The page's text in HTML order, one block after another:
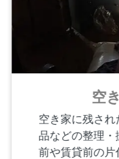
空
空き家に残さ
品などの整理
前や賃貸前の片